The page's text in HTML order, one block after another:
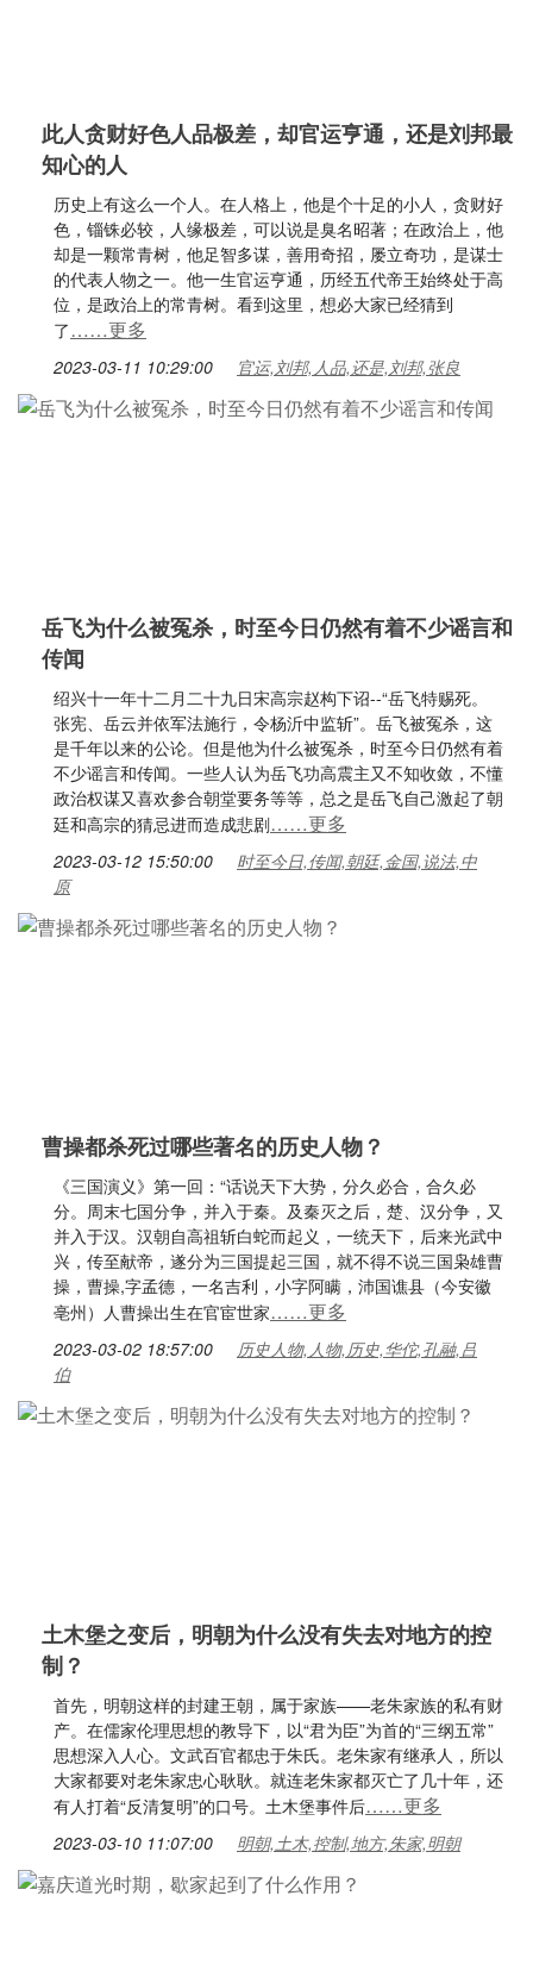
此人贪财好色人品极差，却官运亨通，还是刘邦最
知心的人
历史上有这么一个人。在人格上，他是个十足的小人，贪财好
色，锱铢必较，人缘极差，可以说是臭名昭著；在政治上，他
却是一颗常青树，他足智多谋，善用奇招，屡立奇功，是谋士
的代表人物之一。他一生官运亨通，历经五代帝王始终处于高
位，是政治上的常青树。看到这里，想必大家已经猜到
了……更多
2023-03-11 10:29:00 官运,刘邦,人品,还是,刘邦,张良
岳飞为什么被冤杀，时至今日仍然有着不少谣言和
传闻
绍兴十一年十二月二十九日宋高宗赵构下诏--“岳飞特赐死。
张宪、岳云并依军法施行，令杨沂中监斩”。岳飞被冤杀，这
是千年以来的公论。但是他为什么被冤杀，时至今日仍然有着
不少谣言和传闻。一些人认为岳飞功高震主又不知收敛，不懂
政治权谋又喜欢参合朝堂要务等等，总之是岳飞自己激起了朝
廷和高宗的猜忌进而造成悲剧……更多
2023-03-12 15:50:00
时至今日,传闻,朝廷,金国,说法,中
原
曹操都杀死过哪些著名的历史人物？
《三国演义》第一回：“话说天下大势，分久必合，合久必
分。周末七国分争，并入于秦。及秦灭之后，楚、汉分争，又
并入于汉。汉朝自高祖斩白蛇而起义，一统天下，后来光武中
兴，传至献帝，遂分为三国提起三国，就不得不说三国枭雄曹
操，曹操,字孟德，一名吉利，小字阿瞒，沛国谯县（今安徽
亳州）人曹操出生在官宦世家……更多
2023-03-02 18:57:00
历史人物,人物,历史,华佗,孔融,吕
伯
土木堡之变后，明朝为什么没有失去对地方的控
制？
首先，明朝这样的封建王朝，属于家族——老朱家族的私有财
产。在儒家伦理思想的教导下，以“君为臣”为首的“三纲五常”
思想深入人心。文武百官都忠于朱氏。老朱家有继承人，所以
大家都要对老朱家忠心耿耿。就连老朱家都灭亡了几十年，还
有人打着“反清复明”的口号。土木堡事件后……更多
2023-03-10 11:07:00 明朝,土木,控制,地方,朱家,明朝